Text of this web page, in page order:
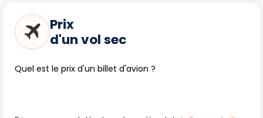
Exemples d'expériences selon votre
séjour
Prix
d'un vol sec
Quel est le prix d'un billet d'avion ?